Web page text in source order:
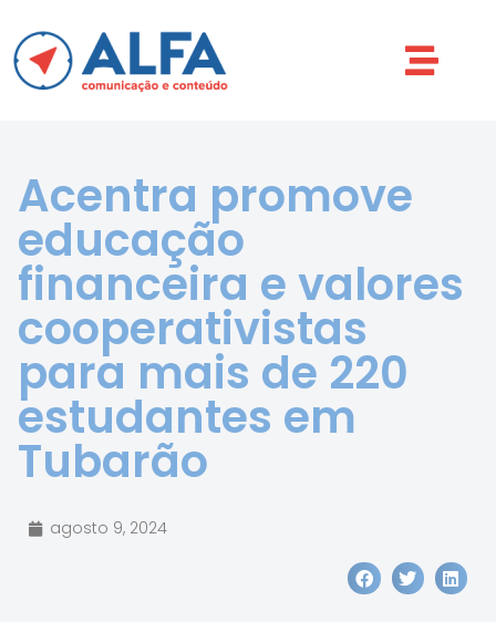
Acentra promove
educação
financeira e valores
cooperativistas
para mais de 220
estudantes em
Tubarão
agosto 9, 2024